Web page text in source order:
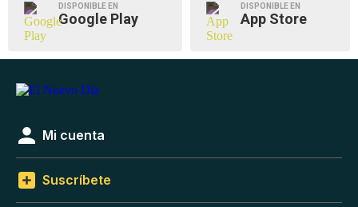
DISPONIBLE EN
Google Play
DISPONIBLE EN
App Store
Mi cuenta
Suscríbete